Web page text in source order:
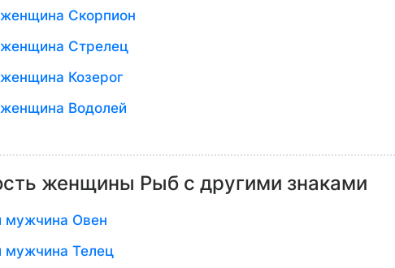
Скорпион
Стрелец
Козерог
Водолей
женщины Рыб с другими знаками
Овен
Телец